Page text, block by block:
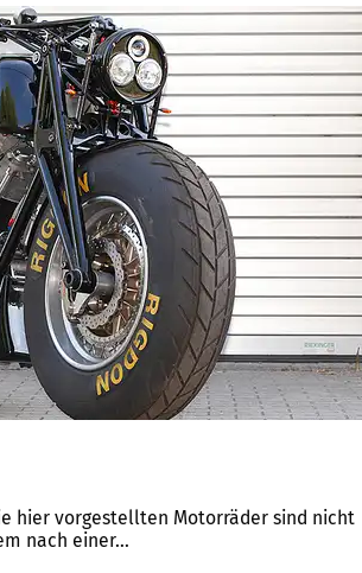
hier vorgestellten Motorräder sind nicht
nach einer...